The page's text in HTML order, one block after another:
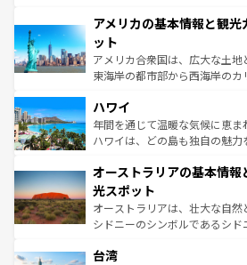
ンツ一覧を参照してほしい。
の建物がそのまま残る町や、ス
博物館もあり、アルプス観光だ
ことができる。国民の所得が高
者向けの交通パス提供のサー
着のスイス情報は
アメリカの基本情報と観
ット
アメリカ合衆国は、広大な土地
東海岸の都市部から西海岸の
のような巨大都市は、観光、シ
ンメントが詰まった刺激的な
西部には大自然が広がり、グ
部のニューオーリンズでは、音
文化が魅力。旅行者はアメリカ
しみながら、その多様性と豊か
るだろう。車でのロードトリッ
情報は
ハワイ
年間を通じて温暖な気候に恵
ハワイは、どの島も独自の魅
ワイ島は見逃せない。また、定
島だが、静かな自然を求めるな
おすすめ。エメラルドグリーン
文化や歴史が息づいている。
人々、おいしいローカルフード
オーストラリアの基本情
光スポット
オーストラリアは、壮大な自然
シドニーのシンボルであるシ
リアリーフや大陸中央部にそび
台湾